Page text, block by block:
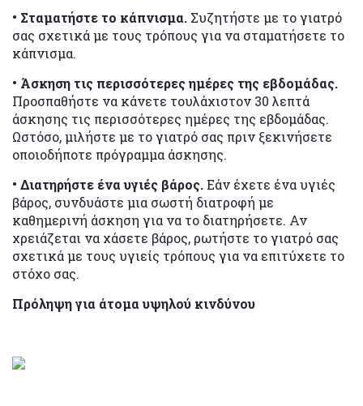
• Σταματήστε το κάπνισμα. Συζητήστε με το γιατρό
σας σχετικά με τους τρόπους για να σταματήσετε το
κάπνισμα.
• Άσκηση τις περισσότερες ημέρες της εβδομάδας.
Προσπαθήστε να κάνετε τουλάχιστον 30 λεπτά
άσκησης τις περισσότερες ημέρες της εβδομάδας.
Ωστόσο, μιλήστε με το γιατρό σας πριν ξεκινήσετε
οποιοδήποτε πρόγραμμα άσκησης.
• Διατηρήστε ένα υγιές βάρος.Εάν έχετε ένα υγιές
βάρος, συνδυάστε μια σωστή διατροφή με
καθημερινή άσκηση για να το διατηρήσετε. Αν
χρειάζεται να χάσετε βάρος, ρωτήστε το γιατρό σας
σχετικά με τους υγιείς τρόπους για να επιτύχετε το
στόχο σας.
Πρόληψη για άτομα υψηλού κινδύνου